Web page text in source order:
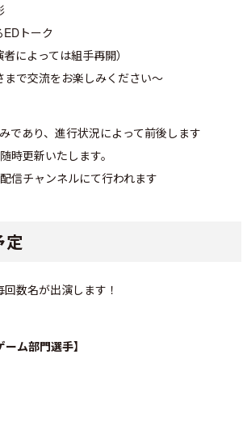
トーク
によっては組手再開）
で交流をお楽しみください～
であり、進行状況によって前後します
時更新いたします。
信チャンネルにて行われます
定
数名が出演します！
ム部門選手】